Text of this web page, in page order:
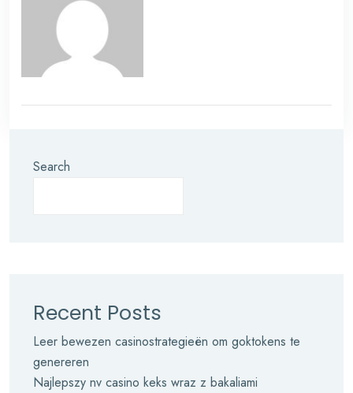
Search
Recent Posts
Leer bewezen casinostrategieën om goktokens te
genereren
Najlepszy nv casino keks wraz z bakaliami